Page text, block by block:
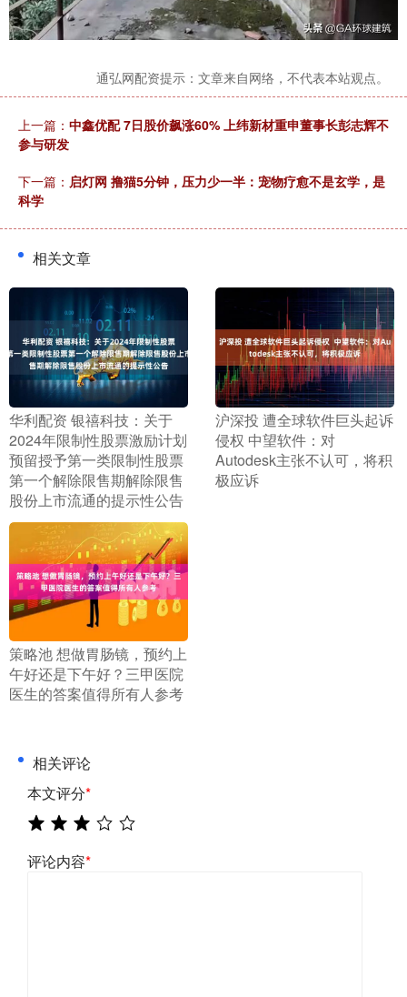
通弘网配资提示：文章来自网络，不代表本站观点。
上一篇： 中鑫优配 7日股价飙涨60% 上纬新材重申董事长彭志辉不
参与研发
下一篇： 启灯网 撸猫5分钟，压力少一半：宠物疗愈不是玄学，是
科学
相关文章
​华利配资 银禧科技：关于
2024年限制性股票激励计划
预留授予第一类限制性股票
第一个解除限售期解除限售
股份上市流通的提示性公告
​沪深投 遭全球软件巨头起诉
侵权 中望软件：对
Autodesk主张不认可，将积
极应诉
​策略池 想做胃肠镜，预约上
午好还是下午好？三甲医院
医生的答案值得所有人参考
相关评论
本文评分*
评论内容*